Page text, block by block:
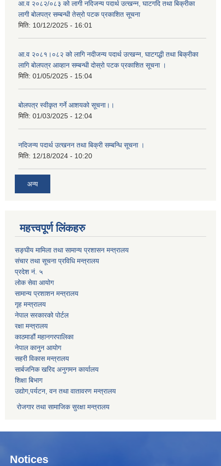
आ.व २०८२/०८३ को लागी नदिजन्य पदार्थ उत्खन्न, घाटगदि तथा बिक्रीका
लागी बोलपत्र सम्बन्धी तेस्रो पटक प्रकाशित सूचना
मिति: 10/12/2025 - 16:01
आ.व २०८१।०८२ को लागि नदीजन्य पदार्थ उत्खन्न, घाटगद्धी तथा बिक्रीका
लागि बोलपत्र आव्हान सम्बन्धी दोस्रो पटक प्रकाशित सूचना ।
मिति: 01/05/2025 - 15:04
बोलपत्र स्वीकृत गर्ने आशयको सूचना।।
मिति: 01/03/2025 - 12:04
नदिजन्य पदार्थ उत्खनन तथा बिक्री सम्बन्धि सूचना ।
मिति: 12/18/2024 - 10:20
अन्य
महत्त्वपूर्ण लिंकहरु
सङ्घीय मामिला तथा सामान्य प्रशासन मन्त्रालय
संचार तथा सूचना प्रविधि मन्त्रालय
प्रदेश नं. ५
लोक सेवा आयोग
सामान्य प्रशाशन मन्त्रालय
गृह मन्त्रालय
नेपाल सरकारको पोर्टल
रक्षा मन्त्रालय
काठमाडौं महानगरपालिका
नेपाल कानुन आयोग
सहरी विकास मन्त्रालय
सार्बजनिक खरिद अनुगमन कार्यालय
शिक्षा बिभाग
उद्योग,पर्यटन, वन तथा वातावरण मन्त्रालय
रोजगार तथा सामाजिक सुरक्षा मन्त्रालय
Notices